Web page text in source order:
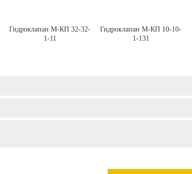
Гидроклапан М-КП 32-32-
1-11
Гидроклапан М-КП 10-10-
1-131